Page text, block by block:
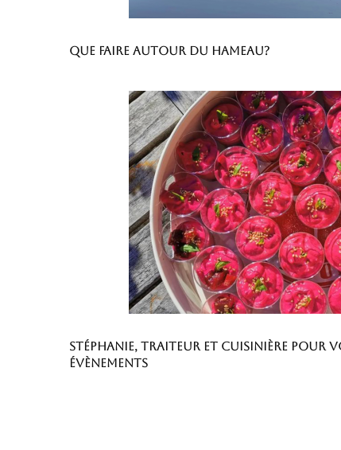
Que faire autour du hameau?
Stéphanie, traiteur et cuisinière pour
évènements